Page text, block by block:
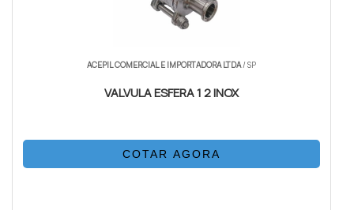
ACEPIL COMERCIAL E IMPORTADORA LTDA/ SP
VALVULA ESFERA 1 2 INOX
COTAR AGORA